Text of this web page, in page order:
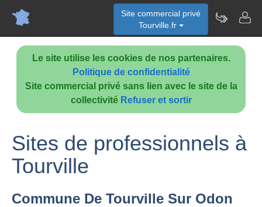
Le site utilise les cookies de nos partenaires.
Politique de confidentialité
Site commercial privé sans lien avec le site de la
collectivité Refuser et sortir
Site commercial privé
Tourville.fr
Sites de professionnels à
Tourville
Commune De Tourville Sur Odon